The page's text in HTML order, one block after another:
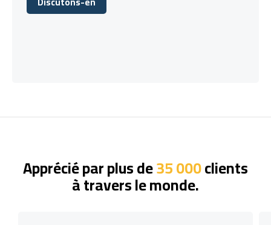
Discutons-en
Apprécié par plus de35 000clients
à travers le monde.